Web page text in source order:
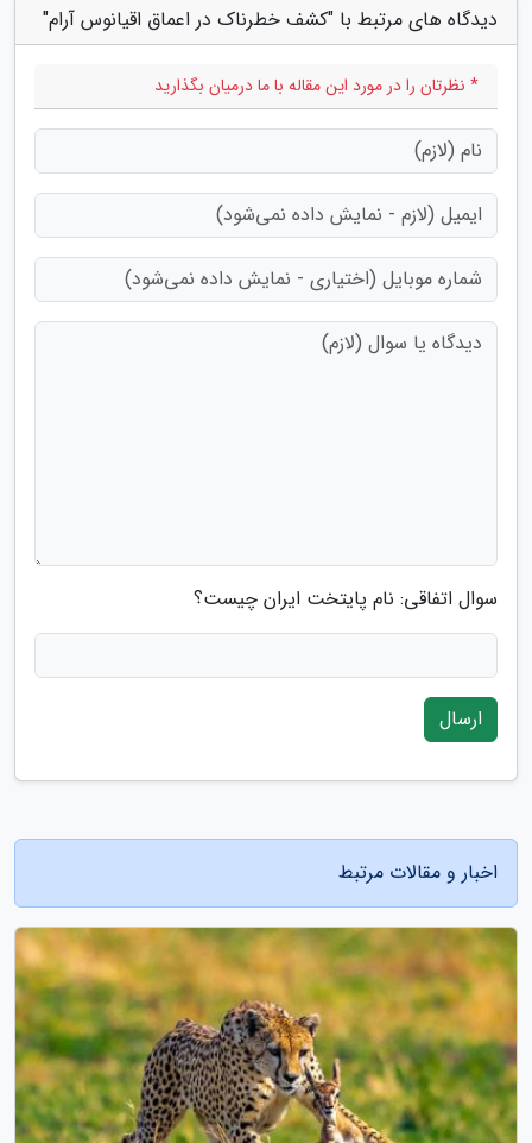
دیدگاه های مرتبط با "کشف خطرناک در اعماق اقیانوس آرام"
* نظرتان را در مورد این مقاله با ما درمیان بگذارید
سوال اتفاقی: نام پایتخت ایران چیست؟
ارسال
اخبار و مقالات مرتبط